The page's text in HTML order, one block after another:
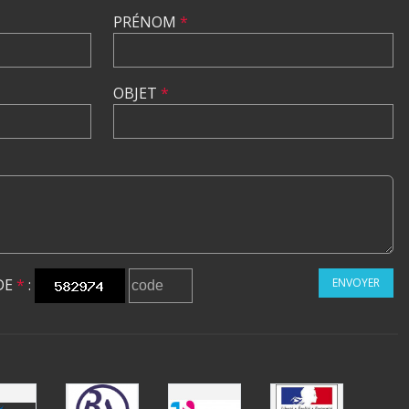
PRÉNOM *
OBJET *
* : ENVOYER